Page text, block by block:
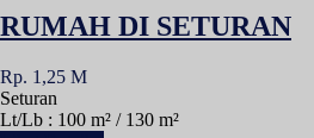
RUMAH DI SETURAN
Rp. 1,25 M
Seturan
Lt/Lb : 100 m² / 130 m²